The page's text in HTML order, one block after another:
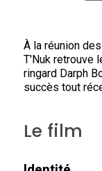
À la réunion
T'Nuk retrouve
ringard Darph
succès tout
Le film